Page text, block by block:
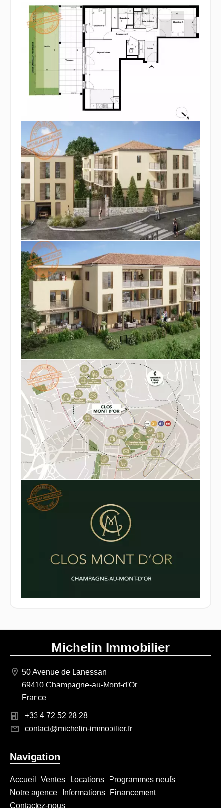
Michelin Immobilier
50 Avenue de Lanessan
69410 Champagne-au-Mont-d'Or
France
+33 4 72 52 28 28
contact@michelin-immobilier.fr
Navigation
Accueil Ventes Locations
Programmes neufs
Notre agence
Informations
Financement
Contactez-nous